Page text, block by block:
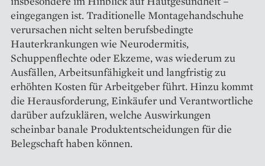
eingegangen ist. Traditionelle Montagehandschuhe
verursachen nicht selten berufsbedingte
Hauterkrankungen wie Neurodermitis,
Schuppenflechte oder Ekzeme, was wiederum zu
Ausfällen, Arbeitsunfähigkeit und langfristig zu
erhöhten Kosten für Arbeitgeber führt. Hinzu kommt
die Herausforderung, Einkäufer und Verantwortliche
darüber aufzuklären, welche Auswirkungen
scheinbar banale Produktentscheidungen für die
Belegschaft haben können.